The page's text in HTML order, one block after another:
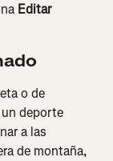
Editar
o de
deporte
a las
de montaña,